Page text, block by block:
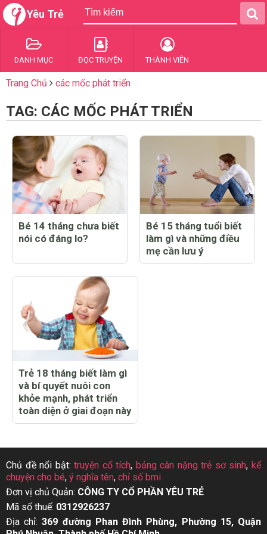
Yêu Trẻ
DANH MỤC ĐỌC TRUYỆN THÀNH VIÊN
Trang Chủ các mốc phát triển
TAG: CÁC MỐC PHÁT TRIỂN
Bé 14 tháng chưa biết
nói có đáng lo?
Bé 15 tháng tuổi biết
làm gì và những điều
mẹ cần lưu ý
Trẻ 18 tháng biết làm gì
và bí quyết nuôi con
khỏe mạnh, phát triển
toàn diện ở giai đoạn này
Chủ đề nổi bật:truyện cổ tích, bảng cân nặng trẻ sơ sinh, kể
chuyện cho bé, ý nghĩa tên, chỉ số bmi
Đơn vị chủ Quản: CÔNG TY CỔ PHẦN YÊU TRẺ
Mã số thuế: 0312926237
Địa chỉ:369 đường Phan Đình Phùng, Phường 15, Quận